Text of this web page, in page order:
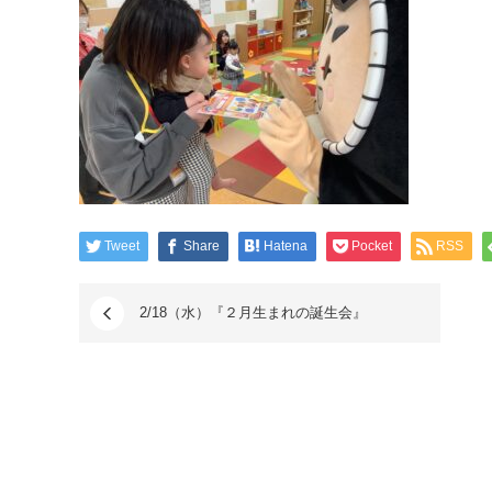
Tweet Share Hatena Pocket RSS
2/18（水）『２月生まれの誕生会』